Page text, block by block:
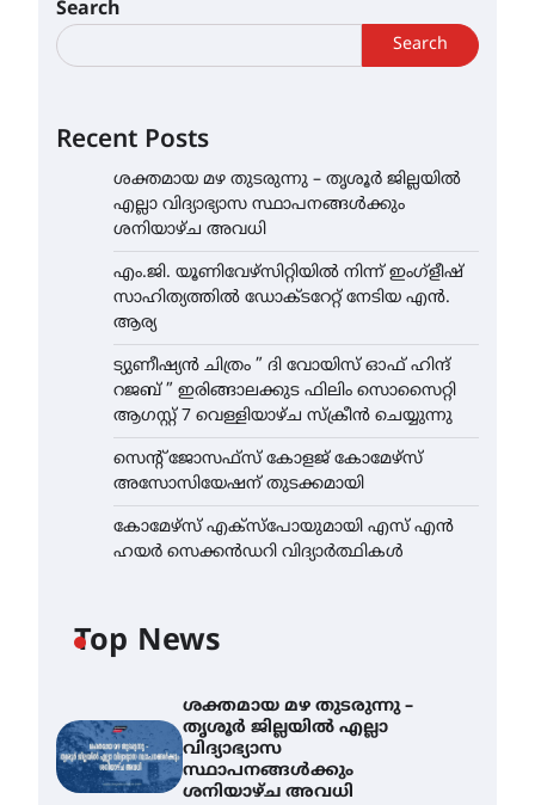
Search
Search
Recent Posts
ശക്തമായ മഴ തുടരുന്നു – തൃശൂർ ജില്ലയിൽ
എല്ലാ വിദ്യാഭ്യാസ സ്ഥാപനങ്ങൾക്കും
ശനിയാഴ്ച അവധി
എം.ജി. യൂണിവേഴ്‌സിറ്റിയിൽ നിന്ന് ഇംഗ്ളീഷ്
സാഹിത്യത്തിൽ ഡോക്ടറേറ്റ് നേടിയ എൻ.
ആര്യ
ട്യുണീഷ്യൻ ചിത്രം ” ദി വോയിസ് ഓഫ് ഹിന്ദ്
റജബ് ” ഇരിങ്ങാലക്കുട ഫിലിം സൊസൈറ്റി
ആഗസ്റ്റ് 7 വെള്ളിയാഴ്ച സ്‌ക്രീൻ ചെയ്യുന്നു
സെന്റ് ജോസഫ്സ് കോളജ് കോമേഴ്‌സ്
അസോസിയേഷന് തുടക്കമായി
കോമേഴ്സ് എക്സ്പോയുമായി എസ് എൻ
ഹയർ സെക്കൻഡറി വിദ്യാർത്ഥികൾ
Top News
ശക്തമായ മഴ തുടരുന്നു –
തൃശൂർ ജില്ലയിൽ എല്ലാ
വിദ്യാഭ്യാസ
സ്ഥാപനങ്ങൾക്കും
ശനിയാഴ്ച അവധി